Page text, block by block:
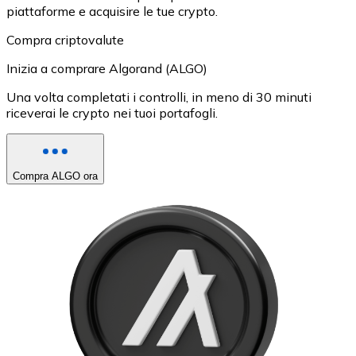
piattaforme e acquisire le tue crypto.
Compra criptovalute
Inizia a comprare Algorand (ALGO)
Una volta completati i controlli, in meno di 30 minuti
riceverai le crypto nei tuoi portafogli.
Compra ALGO ora